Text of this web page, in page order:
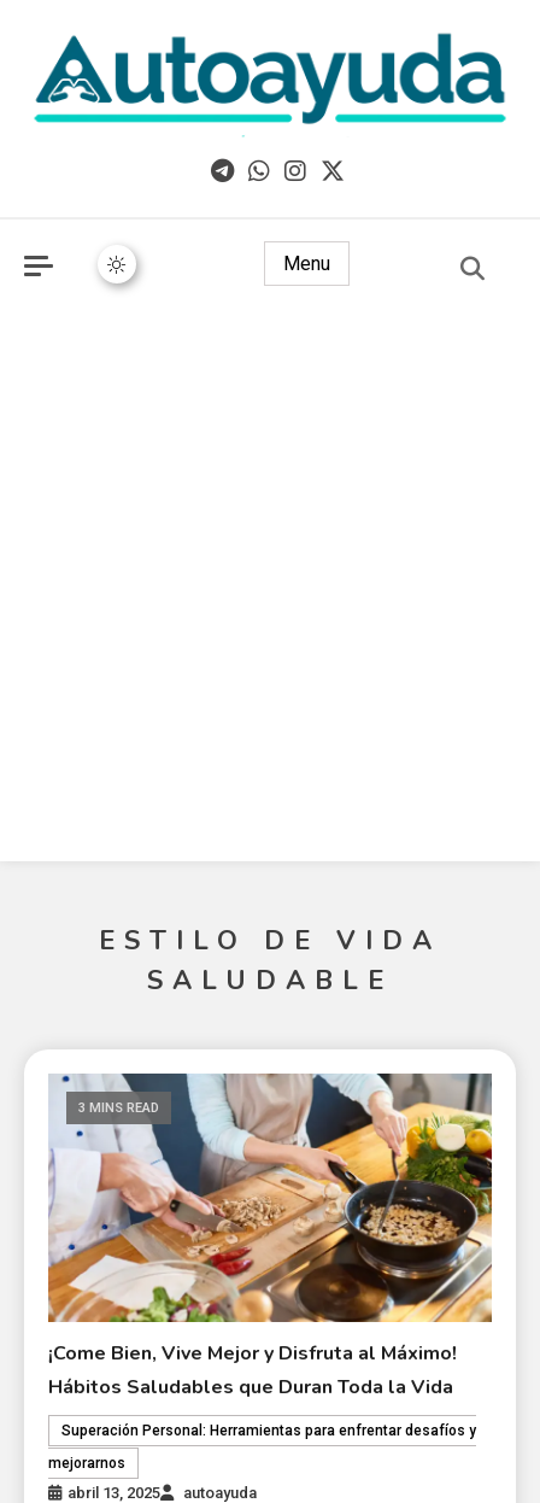
Menu
ESTILO DE VIDA
SALUDABLE
3 MINS READ
¡Come Bien, Vive Mejor y Disfruta al Máximo!
Hábitos Saludables que Duran Toda la Vida
Superación Personal: Herramientas para enfrentar desafíos y
mejorarnos
abril 13, 2025
autoayuda